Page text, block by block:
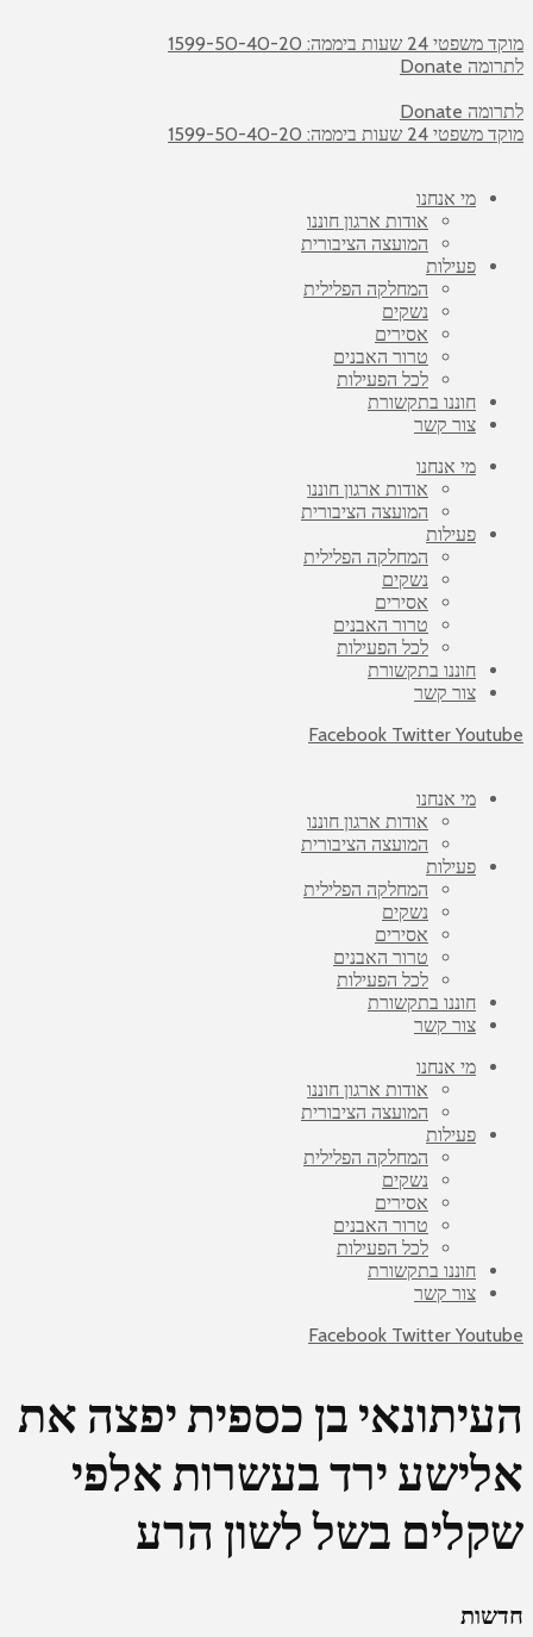
מוקד משפטי 24 שעות ביממה: 1599-50-40-20
לתרומה Donate
לתרומה Donate
מוקד משפטי 24 שעות ביממה: 1599-50-40-20
מי אנחנו
אודות ארגון חוננו
המועצה הציבורית
פעילות
המחלקה הפלילית
נשקים
אסירים
טרור האבנים
לכל הפעילות
חוננו בתקשורת
צור קשר
מי אנחנו
אודות ארגון חוננו
המועצה הציבורית
פעילות
המחלקה הפלילית
נשקים
אסירים
טרור האבנים
לכל הפעילות
חוננו בתקשורת
צור קשר
Facebook Twitter Youtube
מי אנחנו
אודות ארגון חוננו
המועצה הציבורית
פעילות
המחלקה הפלילית
נשקים
אסירים
טרור האבנים
לכל הפעילות
חוננו בתקשורת
צור קשר
מי אנחנו
אודות ארגון חוננו
המועצה הציבורית
פעילות
המחלקה הפלילית
נשקים
אסירים
טרור האבנים
לכל הפעילות
חוננו בתקשורת
צור קשר
Facebook Twitter Youtube
העיתונאי בן כספית יפצה את
אלישע ירד בעשרות אלפי
שקלים בשל לשון הרע
חדשות